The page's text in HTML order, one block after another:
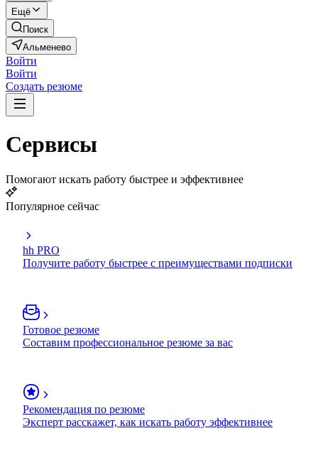
Ещё
Поиск
Альменево
Войти
Войти
Создать резюме
Сервисы
Помогают искать работу быстрее и эффективнее
Популярное сейчас
hh PRO
Получите работу быстрее с преимуществами подписки
Готовое резюме
Составим профессиональное резюме за вас
Рекомендация по резюме
Эксперт расскажет, как искать работу эффективнее